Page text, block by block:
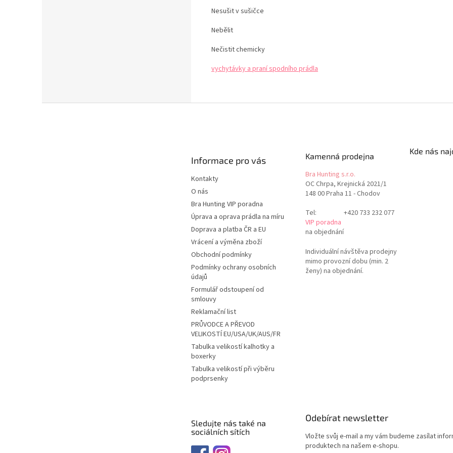
Nesušit v sušičce
Nebělit
Nečistit chemicky
vychytávky a praní spodního prádla
Informace pro vás
Kontakty
O nás
Bra Hunting VIP poradna
Úprava a oprava prádla na míru
Doprava a platba ČR a EU
Vrácení a výměna zboží
Obchodní podmínky
Podmínky ochrany osobních
údajů
Formulář odstoupení od
smlouvy
Reklamační list
PRŮVODCE A PŘEVOD
VELIKOSTÍ EU/USA/UK/AUS/FR
Tabulka velikostí kalhotky a
boxerky
Tabulka velikostí při výběru
podprsenky
Kamenná prodejna
Bra Hunting s.r.o.
OC Chrpa, Krejnická 2021/1
148 00 Praha 11 - Chodov
Tel:
+420 733 232 077
VIP poradna
na objednání
Individuální návštěva prodejny
mimo provozní dobu (min. 2
ženy) na objednání.
Kde nás
Sledujte nás také na
sociálních sítích
Odebírat newsletter
Vložte svůj e-mail a my vám budeme zasílat
produktech na našem e-shopu.